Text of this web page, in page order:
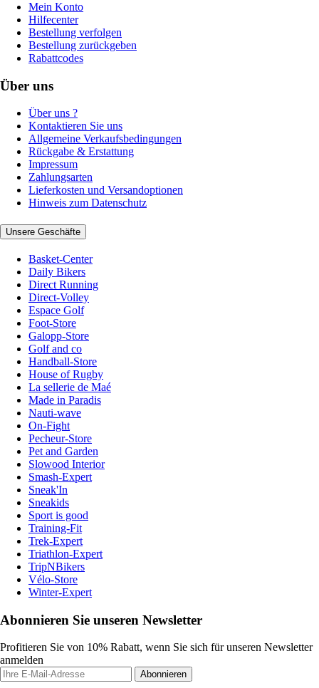
Mein Konto
Hilfecenter
Bestellung verfolgen
Bestellung zurückgeben
Rabattcodes
Über uns
Über uns ?
Kontaktieren Sie uns
Allgemeine Verkaufsbedingungen
Rückgabe & Erstattung
Impressum
Zahlungsarten
Lieferkosten und Versandoptionen
Hinweis zum Datenschutz
Unsere Geschäfte
Basket-Center
Daily Bikers
Direct Running
Direct-Volley
Espace Golf
Foot-Store
Galopp-Store
Golf and co
Handball-Store
House of Rugby
La sellerie de Maé
Made in Paradis
Nauti-wave
On-Fight
Pecheur-Store
Pet and Garden
Slowood Interior
Smash-Expert
Sneak'In
Sneakids
Sport is good
Training-Fit
Trek-Expert
Triathlon-Expert
TripNBikers
Vélo-Store
Winter-Expert
Abonnieren Sie unseren Newsletter
Profitieren Sie von 10% Rabatt, wenn Sie sich für unseren Newsletter
anmelden
Abonnieren